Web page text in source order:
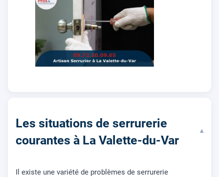
Les situations de serrurerie
courantes à La Valette-du-Var
▾
Il existe une variété de problèmes de serrurerie